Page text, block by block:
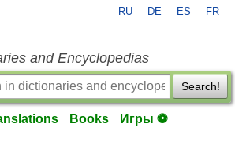
RU DE ES FR
and Encyclopedias
Search!
Books Игры ⚽